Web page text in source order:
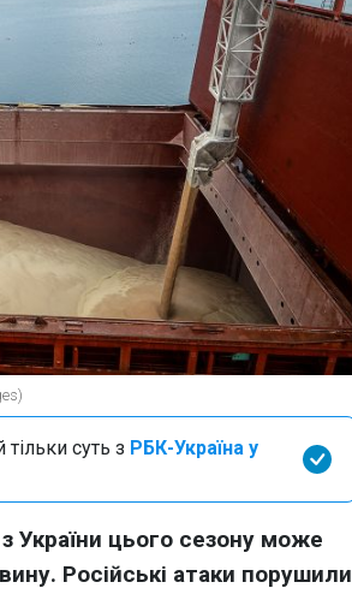
суть з РБК-Україна у
України цього сезону може
Російські атаки порушили